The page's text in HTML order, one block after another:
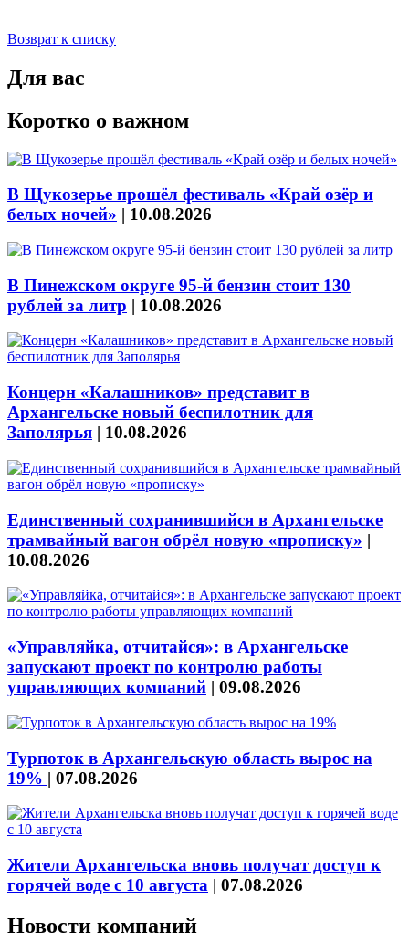
Возврат к списку
Для вас
Коротко о важном
В Щукозерье прошёл фестиваль «Край озёр и
белых ночей» | 10.08.2026
В Пинежском округе 95-й бензин стоит 130
рублей за литр | 10.08.2026
Концерн «Калашников» представит в
Архангельске новый беспилотник для
Заполярья | 10.08.2026
Единственный сохранившийся в Архангельске
трамвайный вагон обрёл новую «прописку» |
10.08.2026
«Управляйка, отчитайся»: в Архангельске
запускают проект по контролю работы
управляющих компаний | 09.08.2026
Турпоток в Архангельскую область вырос на
19% | 07.08.2026
Жители Архангельска вновь получат доступ к
горячей воде с 10 августа | 07.08.2026
Новости компаний